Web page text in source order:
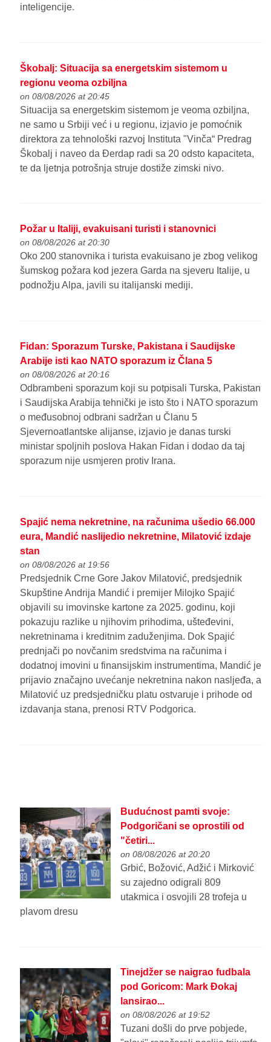
inteligencije.
Škobalj: Situacija sa energetskim sistemom u
regionu veoma ozbiljna
on 08/08/2026 at 20:45
Situacija sa energetskim sistemom je veoma ozbiljna,
ne samo u Srbiji već i u regionu, izjavio je pomoćnik
direktora za tehnološki razvoj Instituta "Vinča“ Predrag
Škobalj i naveo da Đerdap radi sa 20 odsto kapaciteta,
te da ljetnja potrošnja struje dostiže zimski nivo.
Požar u Italiji, evakuisani turisti i stanovnici
on 08/08/2026 at 20:30
Oko 200 stanovnika i turista evakuisano je zbog velikog
šumskog požara kod jezera Garda na sjeveru Italije, u
podnožju Alpa, javili su italijanski mediji.
Fidan: Sporazum Turske, Pakistana i Saudijske
Arabije isti kao NATO sporazum iz Člana 5
on 08/08/2026 at 20:16
Odbrambeni sporazum koji su potpisali Turska, Pakistan
i Saudijska Arabija tehnički je isto što i NATO sporazum
o međusobnoj odbrani sadržan u Članu 5
Sjevernoatlantske alijanse, izjavio je danas turski
ministar spoljnih poslova Hakan Fidan i dodao da taj
sporazum nije usmjeren protiv Irana.
Spajić nema nekretnine, na računima ušedio 66.000
eura, Mandić naslijedio nekretnine, Milatović izdaje
stan
on 08/08/2026 at 19:56
Predsjednik Crne Gore Jakov Milatović, predsjednik
Skupštine Andrija Mandić i premijer Milojko Spajić
objavili su imovinske kartone za 2025. godinu, koji
pokazuju razlike u njihovim prihodima, ušteđevini,
nekretninama i kreditnim zaduženjima. Dok Spajić
prednjači po novčanim sredstvima na računima i
dodatnoj imovini u finansijskim instrumentima, Mandić je
prijavio značajno uvećanje nekretnina nakon nasljeđa, a
Milatović uz predsjedničku platu ostvaruje i prihode od
izdavanja stana, prenosi RTV Podgorica.
Budućnost pamti svoje:
Podgoričani se oprostili od
"četiri...
on 08/08/2026 at 20:20
Grbić, Božović, Adžić i Mirković
su zajedno odigrali 809
utakmica i osvojili 28 trofeja u
plavom dresu
Tinejdžer se naigrao fudbala
pod Goricom: Mark Đokaj
lansirao...
on 08/08/2026 at 19:52
Tuzani došli do prve pobjede,